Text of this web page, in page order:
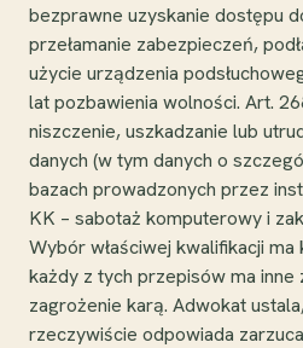
bezprawne uzyskanie dostępu
przełamanie zabezpieczeń,
użycie urządzenia
lat pozbawienia wolności. Art.
niszczenie, uszkadzanie lub
danych (w tym danych o
bazach prowadzonych przez
KK – sabotaż komputerowy i
Wybór właściwej kwalifikacji
każdy z tych przepisów ma inne
zagrożenie karą. Adwokat
rzeczywiście odpowiada